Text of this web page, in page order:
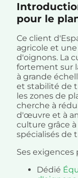
pour le
Ce client
agricole et
d'oignons. La
fortement sur
à grande
et stabilité de
les zones de
cherche à
d'œuvre et à
culture grâce
spécialisés de
Ses exigences
Dédié